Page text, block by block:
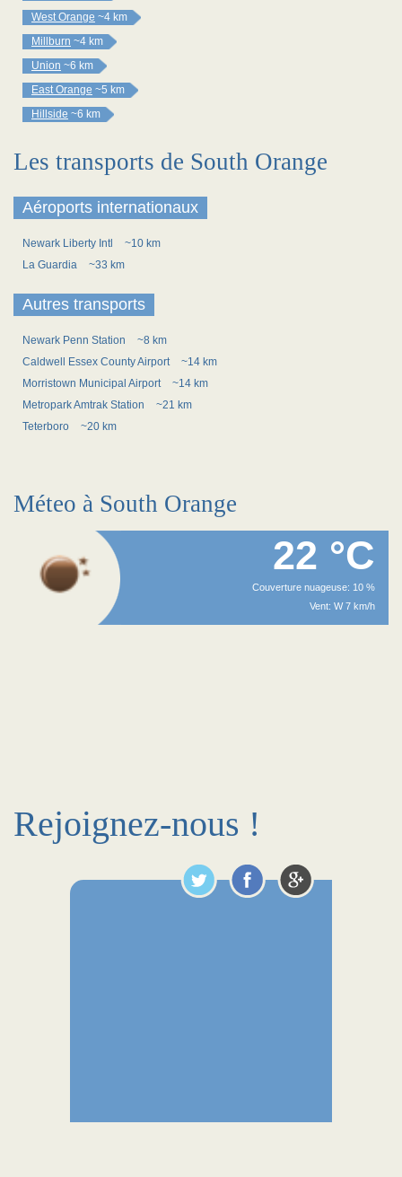
West Orange ~4 km
Millburn ~4 km
Union ~6 km
East Orange ~5 km
Hillside ~6 km
Les transports de South Orange
Aéroports internationaux
Newark Liberty Intl
~10 km
La Guardia
~33 km
Autres transports
Newark Penn Station
~8 km
Caldwell Essex County Airport
~14 km
Morristown Municipal Airport
~14 km
Metropark Amtrak Station
~21 km
Teterboro
~20 km
Méteo à South Orange
22 °C
Couverture nuageuse: 10 %
Vent: W 7 km/h
Rejoignez-nous !